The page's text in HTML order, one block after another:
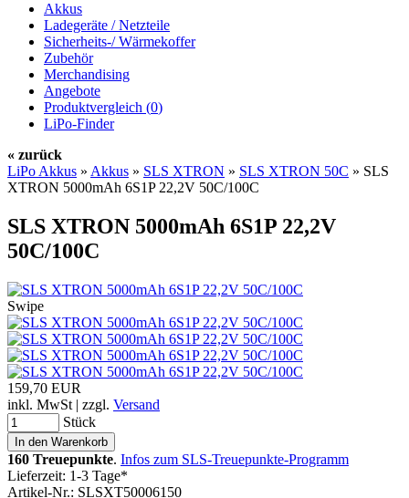
Akkus
Ladegeräte / Netzteile
Sicherheits-/ Wärmekoffer
Zubehör
Merchandising
Angebote
Produktvergleich (0)
LiPo-Finder
« zurück
LiPo Akkus » Akkus » SLS XTRON » SLS XTRON 50C » SLS
XTRON 5000mAh 6S1P 22,2V 50C/100C
SLS XTRON 5000mAh 6S1P 22,2V
50C/100C
Swipe
159,70 EUR
inkl. MwSt | zzgl. Versand
Stück
160 Treuepunkte. Infos zum SLS-Treuepunkte-Programm
Lieferzeit: 1-3 Tage*
Artikel-Nr.: SLSXT50006150